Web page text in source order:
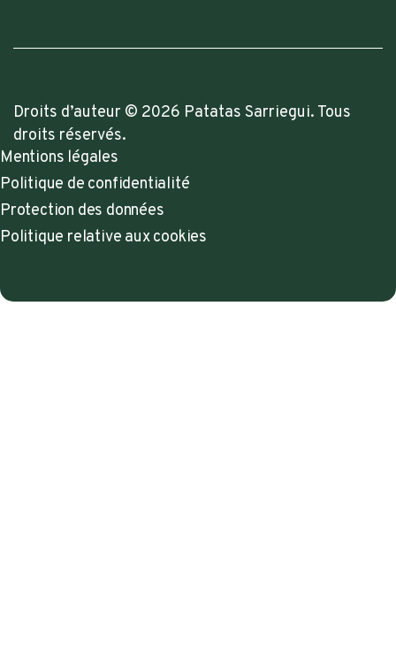
Droits d’auteur © 2026 Patatas Sarriegui. Tous
droits réservés.
Mentions légales
Politique de confidentialité
Protection des données
Politique relative aux cookies